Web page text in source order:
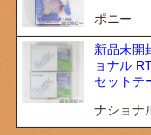
ポニー
新品未開
ョナル
セットテ
ナショナ